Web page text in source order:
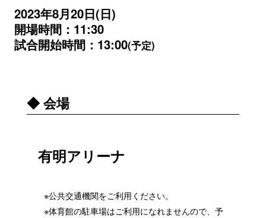
2023年8月20日(日)
開場時間：11:30
試合開始時間：13:00(予定)
◆ 会場
有明アリーナ
※公共交通機関をご利用ください。
※体育館の駐車場はご利用になれませんので、予